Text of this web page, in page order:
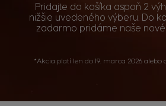
Pridajte do košíka aspoň 2
nižšie uvedeného výberu. Do
zadarmo pridáme naše nové
*Akcia platí len do 19. marca 2026 alebo